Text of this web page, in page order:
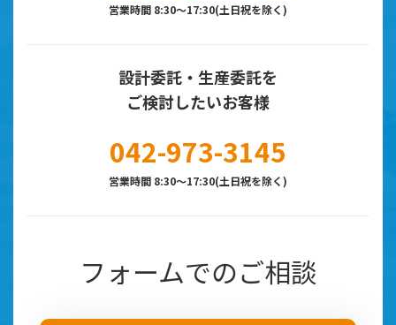
営業時間 8:30～17:30(土日祝を除く)
設計委託・生産委託を
ご検討したいお客様
042-973-3145
営業時間 8:30～17:30(土日祝を除く)
フォームでのご相談